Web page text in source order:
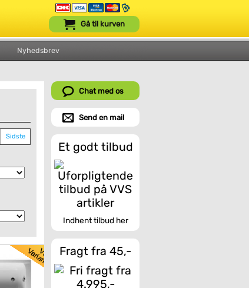
Nyhedsbrev
Gå til kurven
Sidste
Chat med os
Send en mail
Et godt tilbud
Indhent tilbud her
Fragt fra 45,-